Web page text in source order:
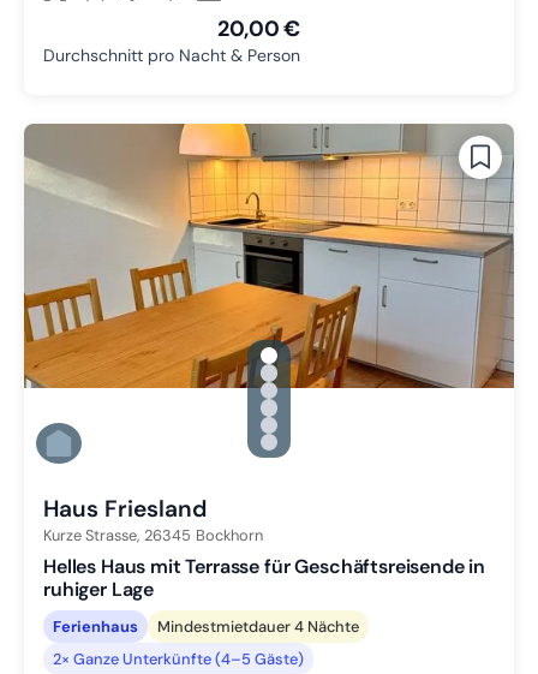
20,00 €
Durchschnitt pro Nacht & Person
gallery.slide_selector
Zu Slide 1 wechseln
Zu Slide 2 wechseln
Zu Slide 3 wechseln
Zu Slide 4 wechseln
Zu Slide 5 wechseln
Zu Slide 6 wechseln
Haus Friesland
Kurze Strasse, 26345 Bockhorn
Helles Haus mit Terrasse für Geschäftsreisende in
ruhiger Lage
Ferienhaus
Mindestmietdauer 4 Nächte
2× Ganze Unterkünfte (4–5 Gäste)